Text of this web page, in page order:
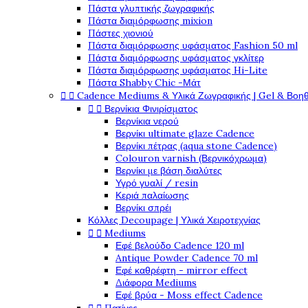
Πάστα γλυπτικής ζωγραφικής
Πάστα διαμόρφωσης mixion
Πάστες χιονιού
Πάστα διαμόρφωσης υφάσματος Fashion 50 ml
Πάστα διαμόρφωσης υφάσματος γκλίτερ
Πάστα διαμόρφωσης υφάσματος Hi-Lite
Πάστα Shabby Chic -Μάτ
  Cadence Mediums & Υλικά Ζωγραφικής | Gel &
  Βερνίκια Φινιρίσματος
Βερνίκια νερού
Βερνίκι ultimate glaze Cadence
Βερνίκι πέτρας (aqua stone Cadence)
Colouron varnish (Βερνικόχρωμα)
Βερνίκι με βάση διαλύτες
Υγρό γυαλί / resin
Κεριά παλαίωσης
Βερνίκι σπρέι
Κόλλες Decoupage | Υλικά Χειροτεχνίας
  Mediums
Εφέ βελούδο Cadence 120 ml
Antique Powder Cadence 70 ml
Εφέ καθρέφτη - mirror effect
Διάφορα Mediums
Εφέ βρύα - Moss effect Cadence